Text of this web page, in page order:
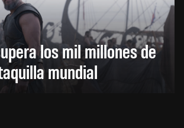
los mil millones de
mundial